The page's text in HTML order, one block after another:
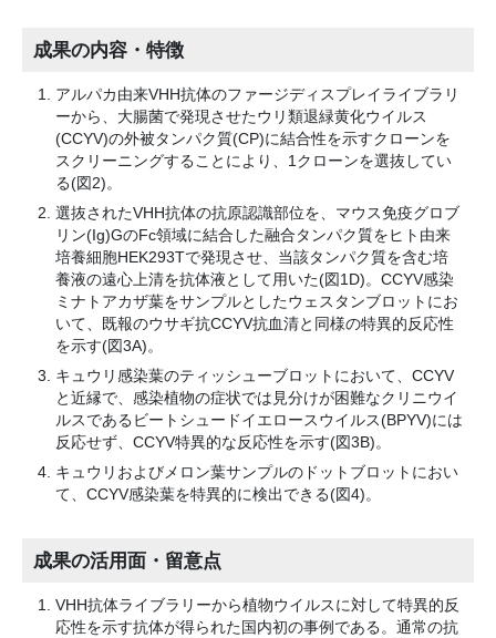
成果の内容・特徴
アルパカ由来VHH抗体のファージディスプレイライブラリ
ーから、大腸菌で発現させたウリ類退緑黄化ウイルス
(CCYV)の外被タンパク質(CP)に結合性を示すクローンを
スクリーニングすることにより、1クローンを選抜してい
る(図2)。
選抜されたVHH抗体の抗原認識部位を、マウス免疫グロブ
リン(Ig)GのFc領域に結合した融合タンパク質をヒト由来
培養細胞HEK293Tで発現させ、当該タンパク質を含む培
養液の遠心上清を抗体液として用いた(図1D)。CCYV感染
ミナトアカザ葉をサンプルとしたウェスタンブロットにお
いて、既報のウサギ抗CCYV抗血清と同様の特異的反応性
を示す(図3A)。
キュウリ感染葉のティッシューブロットにおいて、CCYV
と近縁で、感染植物の症状では見分けが困難なクリニウイ
ルスであるビートシュードイエロースウイルス(BPYV)には
反応せず、CCYV特異的な反応性を示す(図3B)。
キュウリおよびメロン葉サンプルのドットブロットにおい
て、CCYV感染葉を特異的に検出できる(図4)。
成果の活用面・留意点
VHH抗体ライブラリーから植物ウイルスに対して特異的反
応性を示す抗体が得られた国内初の事例である。通常の抗